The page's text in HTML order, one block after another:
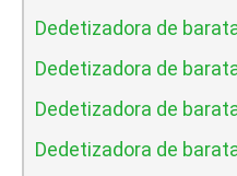
Dedetizadora de
Dedetizadora de
Dedetizadora de
Dedetizadora de